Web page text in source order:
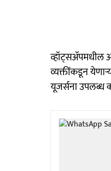
व्हॉट्सअ‍ॅपमधील
व्यक्तींकडून
यूजर्सना